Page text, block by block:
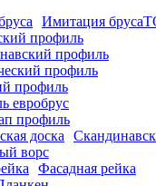
Имитация бруса
профиль
профиль
профиль
профиль
евробрус
профиль
ворс
Фасадная рейка